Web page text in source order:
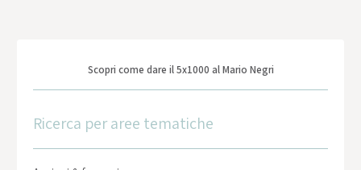
Scopri come dare il 5x1000 al Mario Negri
Ricerca per aree tematiche